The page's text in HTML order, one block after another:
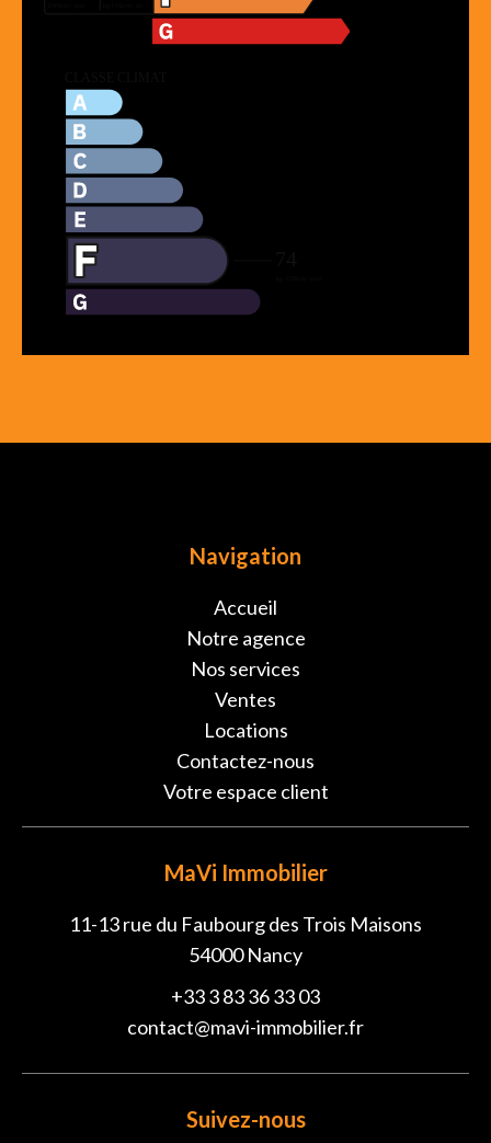
Navigation
Accueil
Notre agence
Nos services
Ventes
Locations
Contactez-nous
Votre espace client
MaVi Immobilier
11-13 rue du Faubourg des Trois Maisons
54000Nancy
+33 3 83 36 33 03
contact@mavi-immobilier.fr
Suivez-nous